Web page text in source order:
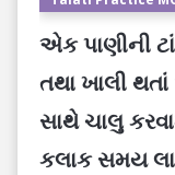
એક પાણીની
તથા ખાલી
સાથે ચાલુ
કલાક સમય